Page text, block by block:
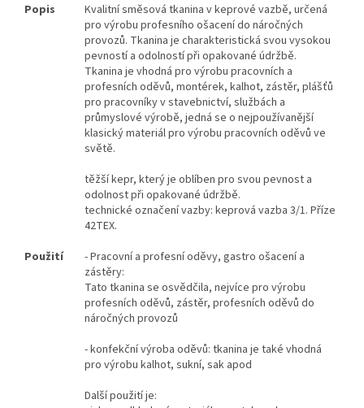
Popis
Kvalitní směsová tkanina v keprové vazbě, určená
pro výrobu profesního ošacení do náročných
provozů. Tkanina je charakteristická svou vysokou
pevností a odolností při opakované údržbě.
Tkanina je vhodná pro výrobu pracovních a
profesních oděvů, montérek, kalhot, zástěr, plášťů
pro pracovníky v stavebnictví, službách a
průmyslové výrobě, jedná se o nejpoužívanější
klasický materiál pro výrobu pracovních oděvů ve
světě.
těžší kepr, který je oblíben pro svou pevnost a
odolnost při opakované údržbě.
technické označení vazby: keprová vazba 3/1. Příze
42TEX.
Použití
- Pracovní a profesní oděvy, gastro ošacení a
zástěry:
Tato tkanina se osvědčila, nejvíce pro výrobu
profesních oděvů, zástěr, profesních oděvů do
náročných provozů
- konfekční výroba oděvů: tkanina je také vhodná
pro výrobu kalhot, sukní, sak apod
Další použití je: